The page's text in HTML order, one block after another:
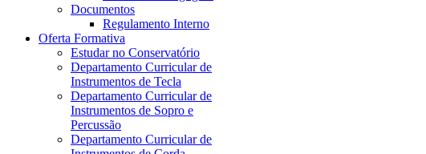
Documentos
Regulamento Interno
Oferta Formativa
Estudar no Conservatório
Departamento Curricular de
Instrumentos de Tecla
Departamento Curricular de
Instrumentos de Sopro e
Percussão
Departamento Curricular de